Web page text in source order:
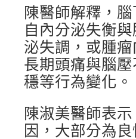
陳醫師解釋，
自內分泌失衡
泌失調，或腫
長期頭痛與腦
穩等行為變化。
陳淑美醫師表
因，大部分為